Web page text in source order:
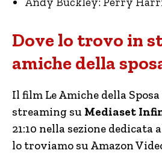
Dove lo trovo in
amiche della
Il film Le Amiche della
streaming su Mediaset
21:10 nella sezione
lo troviamo su Amazon